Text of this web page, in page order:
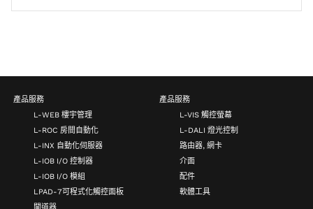
產品服務
L-WEB 樓宇管理
L-ROC 房間自動化
L-INX 自動化伺服器
L-IOB I/O 控制器
L-IOB I/O 模組
LPAD-7可程式化觸控面板
產品服務
L-VIS 觸控螢幕
L-DALI 燈光控制
路由器, 網卡
介面
配件
軟體工具